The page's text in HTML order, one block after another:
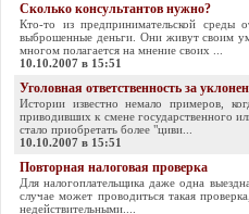
Сколько консультантов нужно?
Кто-то из предпринимательской
выброшенные деньги. Они живут своим
многом полагается на мнение своих ...
10.10.2007 в 15:51
Уголовная ответственность за
Истории известно немало примеров,
приводивших к смене государственного
стало приобретать более "циви...
10.10.2007 в 15:51
Повторная налоговая проверка
Для налогоплательщика даже одна
случае может проводиться такая
недействительными....